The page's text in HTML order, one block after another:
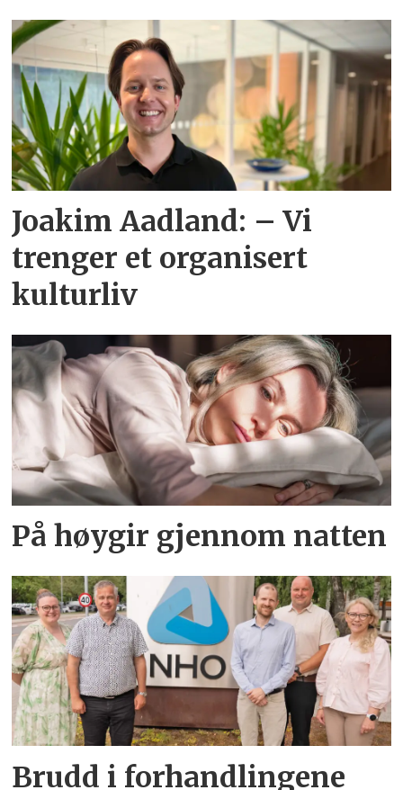
Joakim Aadland: – Vi
trenger et organisert
kulturliv
På høygir gjennom natten
Brudd i forhandlingene